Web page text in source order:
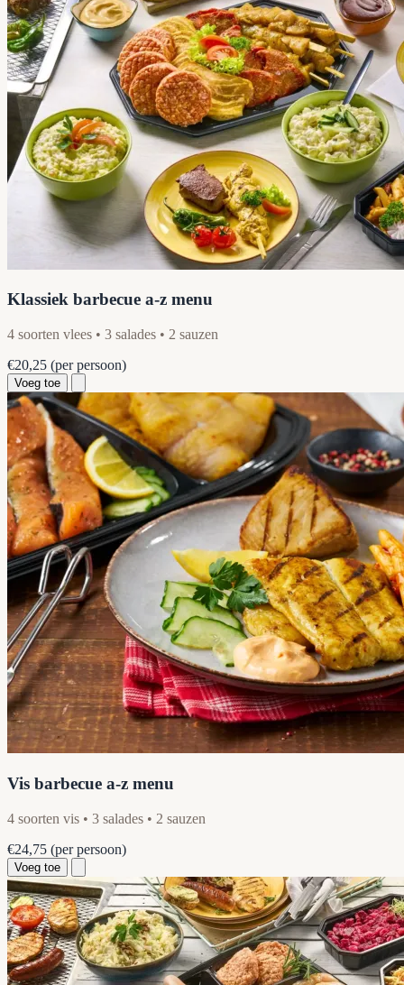
Klassiek barbecue a-z menu
4 soorten vlees • 3 salades • 2 sauzen
€20,25 (per persoon)
Voeg toe
Vis barbecue a-z menu
4 soorten vis • 3 salades • 2 sauzen
€24,75 (per persoon)
Voeg toe